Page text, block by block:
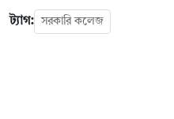
ট্যাগ: সরকারি কলেজ